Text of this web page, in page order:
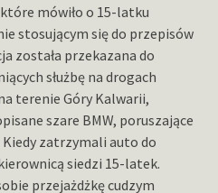
mówiło o 15-latku
stosującym się do przepisów
została przekazana do
służbę na drogach
terenie Góry Kalwarii,
szare BMW, poruszające
zatrzymali auto do
siedzi 15-latek.
przejażdżkę cudzym